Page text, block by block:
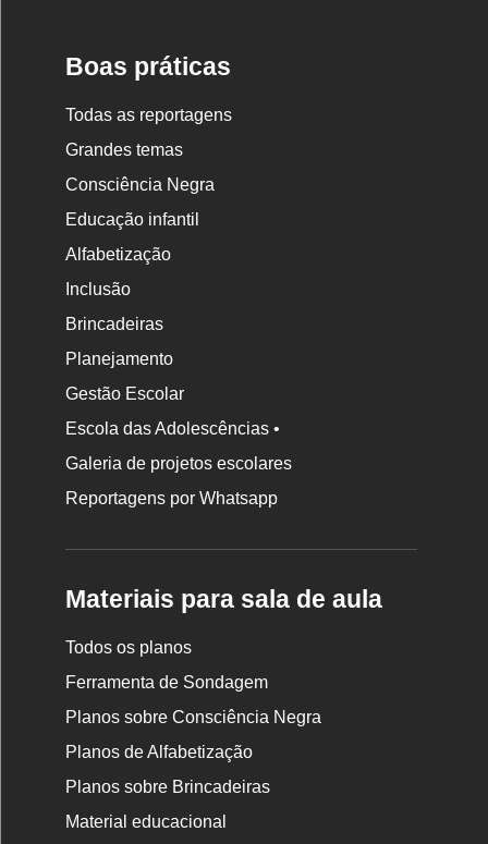
Boas práticas
Todas as reportagens
Grandes temas
Consciência Negra
Educação infantil
Alfabetização
Inclusão
Brincadeiras
Planejamento
Gestão Escolar
Escola das Adolescências •
Galeria de projetos escolares
Reportagens por Whatsapp
Materiais para sala de aula
Todos os planos
Ferramenta de Sondagem
Planos sobre Consciência Negra
Planos de Alfabetização
Planos sobre Brincadeiras
Material educacional